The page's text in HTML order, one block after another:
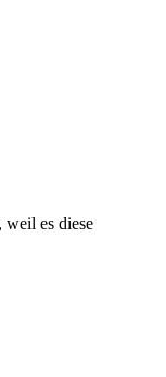
weil es diese